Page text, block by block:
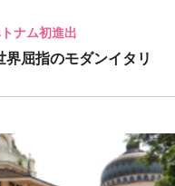
ナム初進出
界屈指のモダンイタリ